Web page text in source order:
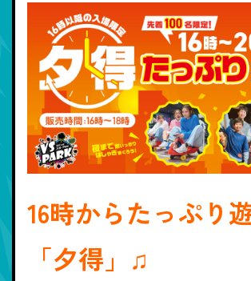
16時からたっぷり
「夕得」♫